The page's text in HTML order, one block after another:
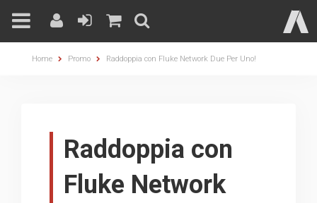
Home Promo Raddoppia con Fluke Network Due Per Uno!
Raddoppia con
Fluke Network